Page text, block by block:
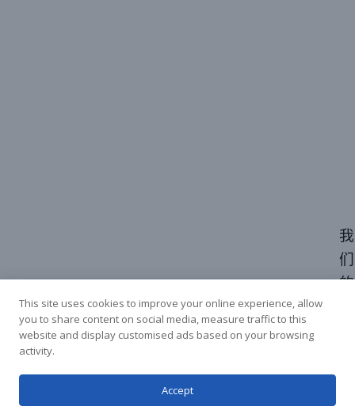
我
们
的
This site uses cookies to improve your online experience, allow
you to share content on social media, measure traffic to this
website and display customised ads based on your browsing
activity.
Accept